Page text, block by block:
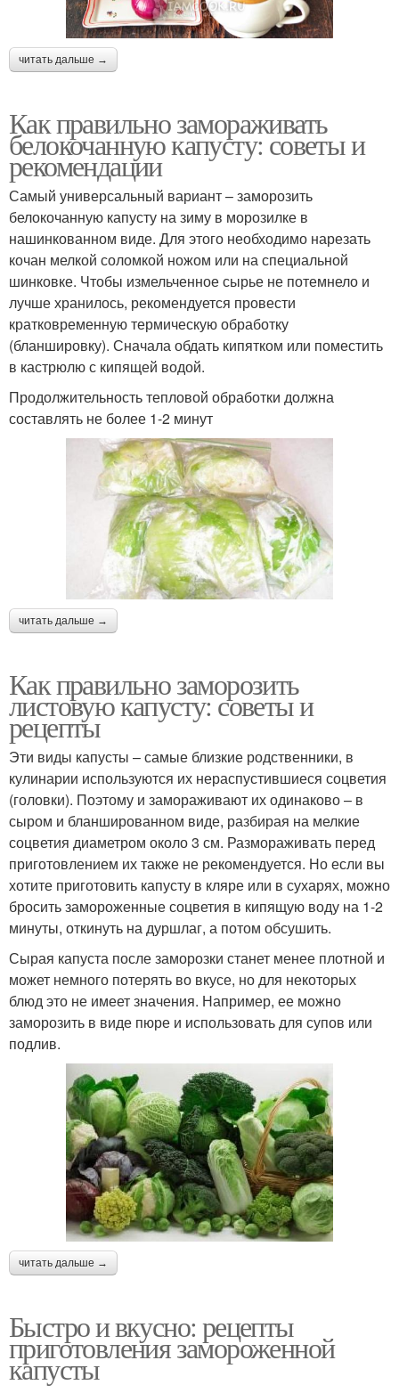
читать дальше →
Как правильно замораживать
белокочанную капусту: советы и
рекомендации
Самый универсальный вариант – заморозить
белокочанную капусту на зиму в морозилке в
нашинкованном виде. Для этого необходимо нарезать
кочан мелкой соломкой ножом или на специальной
шинковке. Чтобы измельченное сырье не потемнело и
лучше хранилось, рекомендуется провести
кратковременную термическую обработку
(бланшировку). Сначала обдать кипятком или поместить
в кастрюлю с кипящей водой.
Продолжительность тепловой обработки должна
составлять не более 1-2 минут
читать дальше →
Как правильно заморозить
листовую капусту: советы и
рецепты
Эти виды капусты – самые близкие родственники, в
кулинарии используются их нераспустившиеся соцветия
(головки). Поэтому и замораживают их одинаково – в
сыром и бланшированном виде, разбирая на мелкие
соцветия диаметром около 3 см. Размораживать перед
приготовлением их также не рекомендуется. Но если вы
хотите приготовить капусту в кляре или в сухарях, можно
бросить замороженные соцветия в кипящую воду на 1-2
минуты, откинуть на дуршлаг, а потом обсушить.
Сырая капуста после заморозки станет менее плотной и
может немного потерять во вкусе, но для некоторых
блюд это не имеет значения. Например, ее можно
заморозить в виде пюре и использовать для супов или
подлив.
читать дальше →
Быстро и вкусно: рецепты
приготовления замороженной
капусты